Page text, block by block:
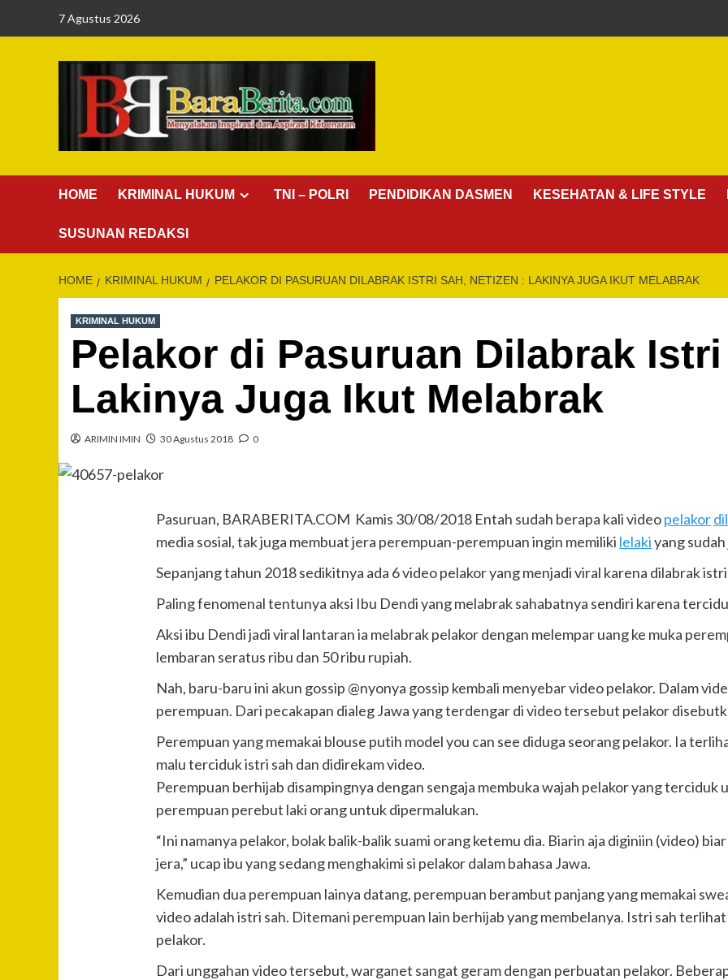
7 Agustus 2026
HOME KRIMINAL HUKUM TNI – POLRI PENDIDIKAN DASMEN KESEHATAN & LIFE STYLE
SUSUNAN REDAKSI
HOME KRIMINAL HUKUM PELAKOR DI PASURUAN DILABRAK ISTRI SAH, NETIZEN : LAKINYA JUGA IKUT MELABRAK
KRIMINAL HUKUM
Pelakor di Pasuruan Dilabrak
Lakinya Juga Ikut Melabrak
ARIMIN IMIN 30 Agustus 2018 0
Pasuruan, BARABERITA.COM Kamis 30/08/2018 Entah sudah berapa kali videopelakor
media sosial, tak juga membuat jera perempuan-perempuan ingin memiliki lelakiyang
Sepanjang tahun 2018 sedikitnya ada 6 video pelakor yang menjadi viral karena dilabrak istri
Paling fenomenal tentunya aksi Ibu Dendi yang melabrak sahabatnya sendiri karena
Aksi ibu Dendi jadi viral lantaran ia melabrak pelakor dengan melempar uang ke muka
lembaran seratus ribu dan 50 ribu rupiah.
Nah, baru-baru ini akun gossip @nyonya gossip kembali menyebar video pelakor. Dalam
perempuan. Dari pecakapan dialeg Jawa yang terdengar di video tersebut pelakor
Perempuan yang memakai blouse putih model you can see diduga seorang pelakor. Ia
malu terciduk istri sah dan didirekam video.
Perempuan berhijab disampingnya dengan sengaja membuka wajah pelakor yang terciduk
perempuan perebut laki orang untuk dipermalukan.
“Ini namanya pelakor, bolak balik-balik suami orang ketemu dia. Biarin aja diginiin (video)
jera,” ucap ibu yang sedang menghakimi si pelakor dalam bahasa Jawa.
Kemudian dua perempuan lainya datang, perempuan berambut panjang yang memakai
video adalah istri sah. Ditemani perempuan lain berhijab yang membelanya. Istri sah
pelakor.
Dari unggahan video tersebut, warganet sangat geram dengan perbuatan pelakor.